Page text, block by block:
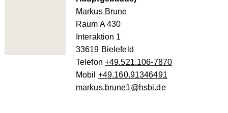
Markus Brune
Raum A 430
Interaktion 1
33619 Bielefeld
Telefon +49.521.106-7870
Mobil +49.160.91346491
markus.brune1@hsbi.de